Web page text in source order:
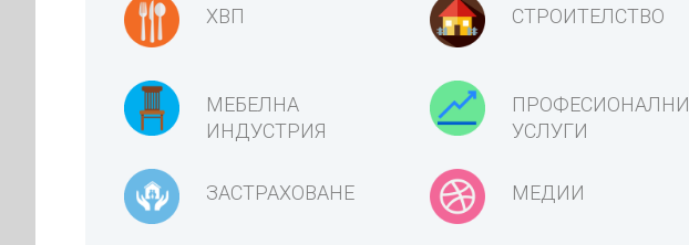
ХВП СТРОИТЕЛСТВО
МЕБЕЛНА
ИНДУСТРИЯ
ПРОФЕСИОНАЛНИ
УСЛУГИ
ЗАСТРАХОВАНЕ МЕДИИ